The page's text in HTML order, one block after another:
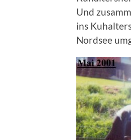
Und
ins
Nordsee